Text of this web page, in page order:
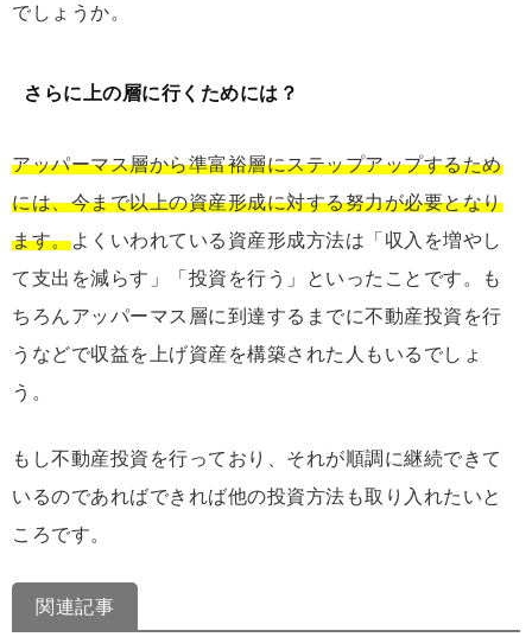
でしょうか。
さらに上の層に行くためには？
アッパーマス層から準富裕層にステップアップするため
には、今まで以上の資産形成に対する努力が必要となり
ます。よくいわれている資産形成方法は「収入を増やし
て支出を減らす」「投資を行う」といったことです。も
ちろんアッパーマス層に到達するまでに不動産投資を行
うなどで収益を上げ資産を構築された人もいるでしょ
う。
もし不動産投資を行っており、それが順調に継続できて
いるのであればできれば他の投資方法も取り入れたいと
ころです。
関連記事